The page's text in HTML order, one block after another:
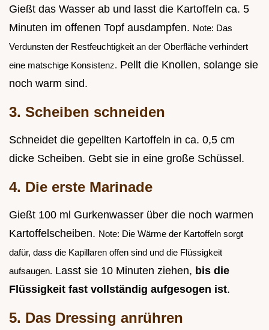
Gießt das Wasser ab und lasst die Kartoffeln ca. 5
Minuten im offenen Topf ausdampfen. Note: Das
Verdunsten der Restfeuchtigkeit an der Oberfläche verhindert
eine matschige Konsistenz. Pellt die Knollen, solange sie
noch warm sind.
3. Scheiben schneiden
Schneidet die gepellten Kartoffeln in ca. 0,5 cm
dicke Scheiben. Gebt sie in eine große Schüssel.
4. Die erste Marinade
Gießt 100 ml Gurkenwasser über die noch warmen
Kartoffelscheiben. Note: Die Wärme der Kartoffeln sorgt
dafür, dass die Kapillaren offen sind und die Flüssigkeit
aufsaugen. Lasst sie 10 Minuten ziehen, bis die
Flüssigkeit fast vollständig aufgesogen ist.
5. Das Dressing anrühren